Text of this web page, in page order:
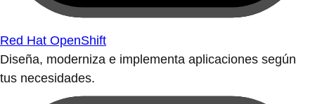
Red Hat OpenShift
Diseña, moderniza e implementa aplicaciones según
tus necesidades.